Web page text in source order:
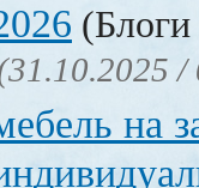
/
на